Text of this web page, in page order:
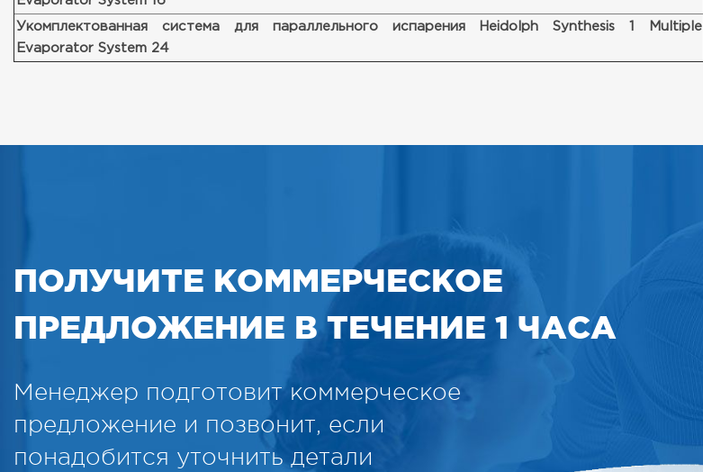
Укомплектованная система для параллельного испарения Heidolph Synthesis 1 Multiple
Evaporator System 24
ПОЛУЧИТЕ КОММЕРЧЕСКОЕ
ПРЕДЛОЖЕНИЕ В ТЕЧЕНИЕ 1 ЧАСА
Менеджер подготовит коммерческое
предложение и позвонит, если
понадобится уточнить детали